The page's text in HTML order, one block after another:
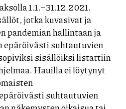
1.1.–31.12.2021.
jotka kuvasivat ja
pandemian hallintaan ja
suhtautuvien
sisällöiksi listattiin
Hauilla ei löytynyt
suhtautuvien